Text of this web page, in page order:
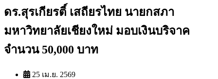
ดร.สุรเกียรติ์ เสถียรไทย นายกสภา
มหาวิทยาลัยเชียงใหม่ มอบเงินบริจาค
จำนวน 50,000 บาท
25 เม.ย. 2569